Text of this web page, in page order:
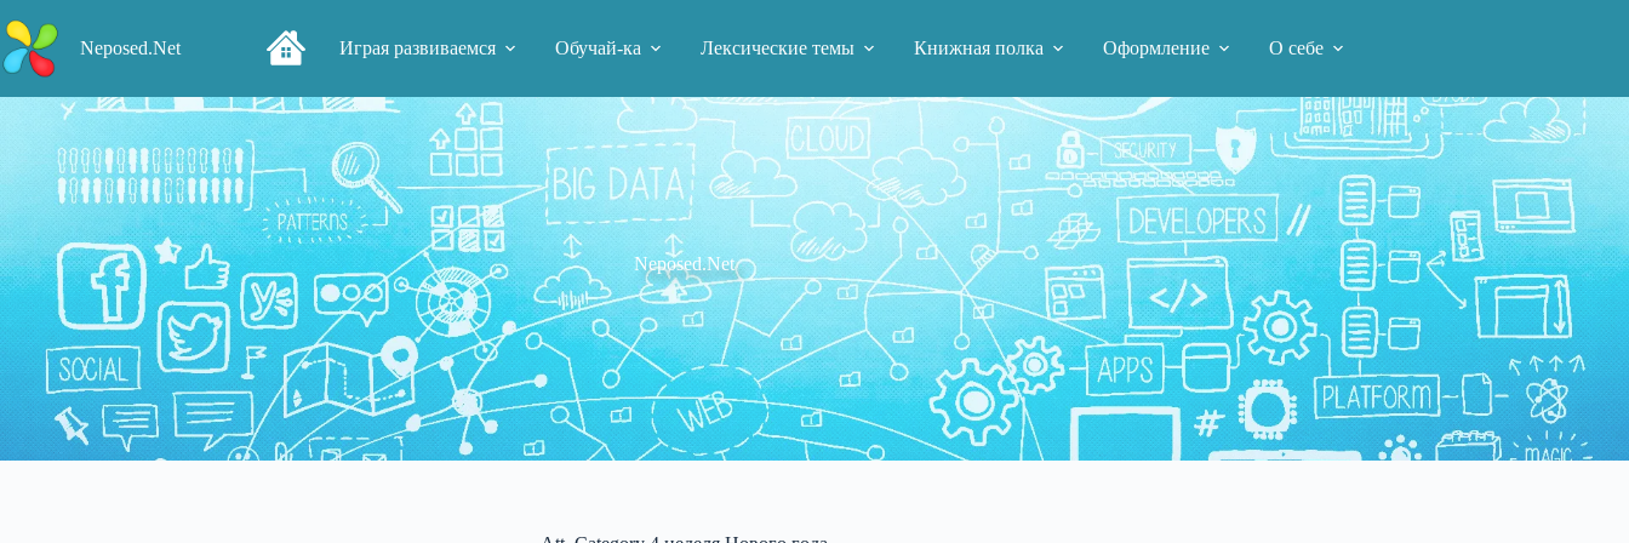
к
сути
Neposed.Net Играя развиваемся Обучай-ка Лексические темы Книжная полка Оформление О себе
Neposed.Net